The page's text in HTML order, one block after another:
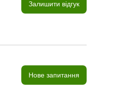
Залишити відгук
Нове запитання